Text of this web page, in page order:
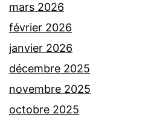
mars 2026
février 2026
janvier 2026
décembre 2025
novembre 2025
octobre 2025